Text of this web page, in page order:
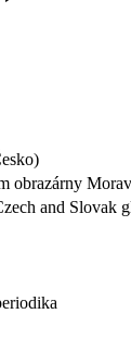
obrazárny
and